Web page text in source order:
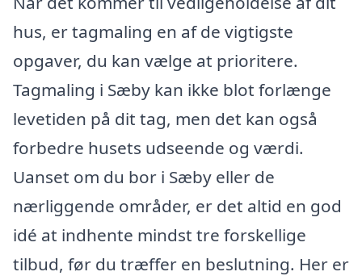
hus, er tagmaling en af de vigtigste
opgaver, du kan vælge at prioritere.
Tagmaling i Sæby kan ikke blot forlænge
levetiden på dit tag, men det kan også
forbedre husets udseende og værdi.
Uanset om du bor i Sæby eller de
nærliggende områder, er det altid en god
idé at indhente mindst tre forskellige
tilbud, før du træffer en beslutning. Her er